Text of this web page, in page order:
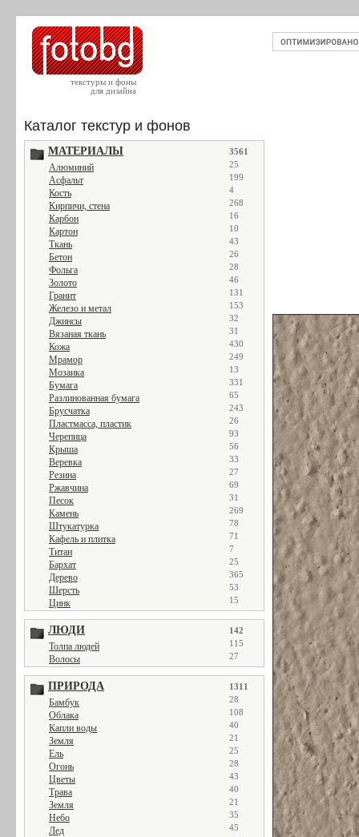
текстуры и фоны
для дизайна
Каталог текстур и фонов
МАТЕРИАЛЫ 3561
Алюминий 25
Асфальт 199
Кость 4
Кирпичи, стена 268
Карбон 16
Картон 10
Ткань 43
Бетон 26
Фольга 28
Золото 46
Гранит 131
Железо и метал 153
Джинсы 32
Вязаная ткань 31
Кожа 430
Мрамор 249
Мозаика 13
Бумага 331
Разлинованная бумага 65
Брусчатка 243
Пластмасса, пластик 26
Черепица 93
Крыша 56
Веревка 33
Резина 27
Ржавчина 69
Песок 31
Камень 269
Штукатурка 78
Кафель и плитка 71
Титан 7
Бархат 25
Дерево 365
Шерсть 53
Цинк 15
ЛЮДИ 142
Толпа людей 115
Волосы 27
ПРИРОДА 1311
Бамбук 28
Облака 108
Капли воды 40
Земля 21
Ель 25
Огонь 28
Цветы 43
Трава 40
Земля 21
Небо 35
Лед 45